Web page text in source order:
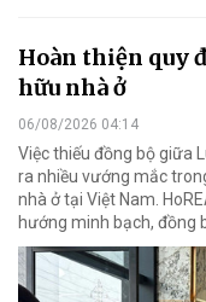
Hoàn thiện quy
hữu nhà ở
06/08/2026 04:14
Việc thiếu đồng bộ giữa
ra nhiều vướng mắc
nhà ở tại Việt Nam.
hướng minh bạch, đồng